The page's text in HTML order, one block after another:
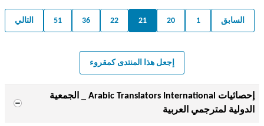
السابق 1
20
21
22
36
51 التالي
إجعل هذا المنتدى كمقروء
إحصائيات Arabic Translators International _ الجمعية
الدولية لمترجمي العربية